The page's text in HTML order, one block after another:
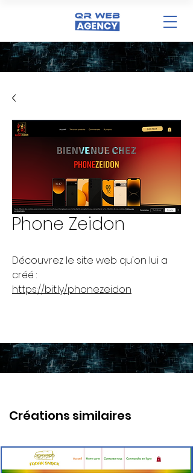
Phone Zeidon
Découvrez le site web qu'on lui a
créé :
https://bit.ly/phonezeidon
Créations similaires